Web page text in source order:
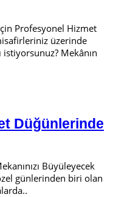
Profesyonel Hizmet
üzerinde
istiyorsunuz? Mekânın
Düğünlerinde
Büyüleyecek
günlerinden biri olan